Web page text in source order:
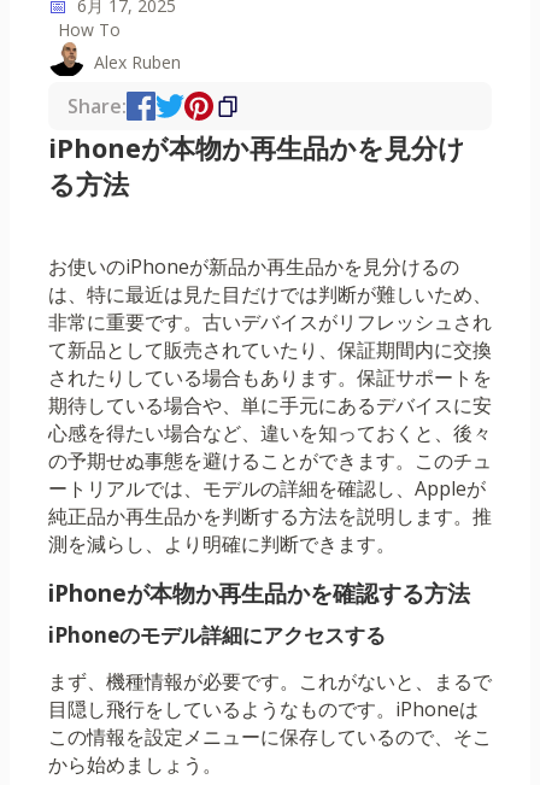
📅 6月 17, 2025
How To
Alex Ruben
Share:
iPhoneが本物か再生品かを見分け
る方法
お使いのiPhoneが新品か再生品かを見分けるの
は、特に最近は見た目だけでは判断が難しいため、
非常に重要です。古いデバイスがリフレッシュされ
て新品として販売されていたり、保証期間内に交換
されたりしている場合もあります。保証サポートを
期待している場合や、単に手元にあるデバイスに安
心感を得たい場合など、違いを知っておくと、後々
の予期せぬ事態を避けることができます。このチュ
ートリアルでは、モデルの詳細を確認し、Appleが
純正品か再生品かを判断する方法を説明します。推
測を減らし、より明確に判断できます。
iPhoneが本物か再生品かを確認する方法
iPhoneのモデル詳細にアクセスする
まず、機種情報が必要です。これがないと、まるで
目隠し飛行をしているようなものです。iPhoneは
この情報を設定メニューに保存しているので、そこ
から始めましょう。